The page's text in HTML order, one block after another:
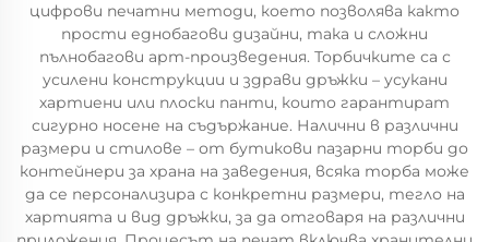
цифрови печатни методи, което позволява както
прости еднобагови дизайни, така и сложни
пълнобагови арт-произведения. Торбичките са с
усилени конструкции и здрави дръжки – усукани
хартиени или плоски панти, които гарантират
сигурно носене на съдържание. Налични в различни
размери и стилове – от бутикови пазарни торби до
контейнери за храна на заведения, всяка торба може
да се персонализира с конкретни размери, тегло на
хартията и вид дръжки, за да отговаря на различни